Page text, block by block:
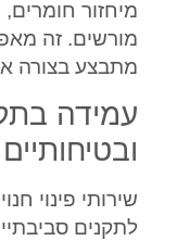
מיחזור
מורשים. זה
מתבצע בצורה
עמידה
ובטיחותיים
שירותי פינוי
לתקנים